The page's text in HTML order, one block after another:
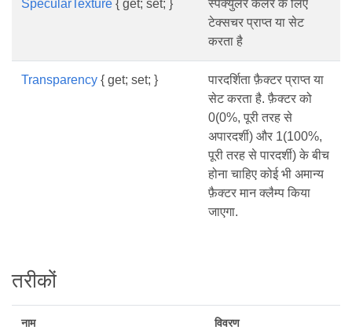
SpecularTexture { get; set; }
स्पेक्युलर कलर के लिए
टेक्सचर प्राप्त या सेट
करता है
Transparency { get; set; }
पारदर्शिता फ़ैक्टर प्राप्त या
सेट करता है. फ़ैक्टर को
0(0%, पूरी तरह से
अपारदर्शी) और 1(100%,
पूरी तरह से पारदर्शी) के बीच
होना चाहिए कोई भी अमान्य
फ़ैक्टर मान क्लैम्प किया
जाएगा.
तरीकों
नाम विवरण